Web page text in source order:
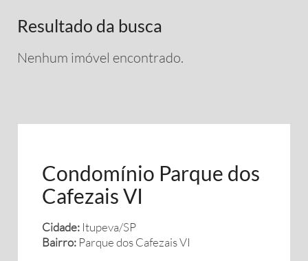
Resultado da busca
Nenhum imóvel encontrado.
Condomínio Parque dos
Cafezais VI
Cidade: Itupeva/SP
Bairro: Parque dos Cafezais VI